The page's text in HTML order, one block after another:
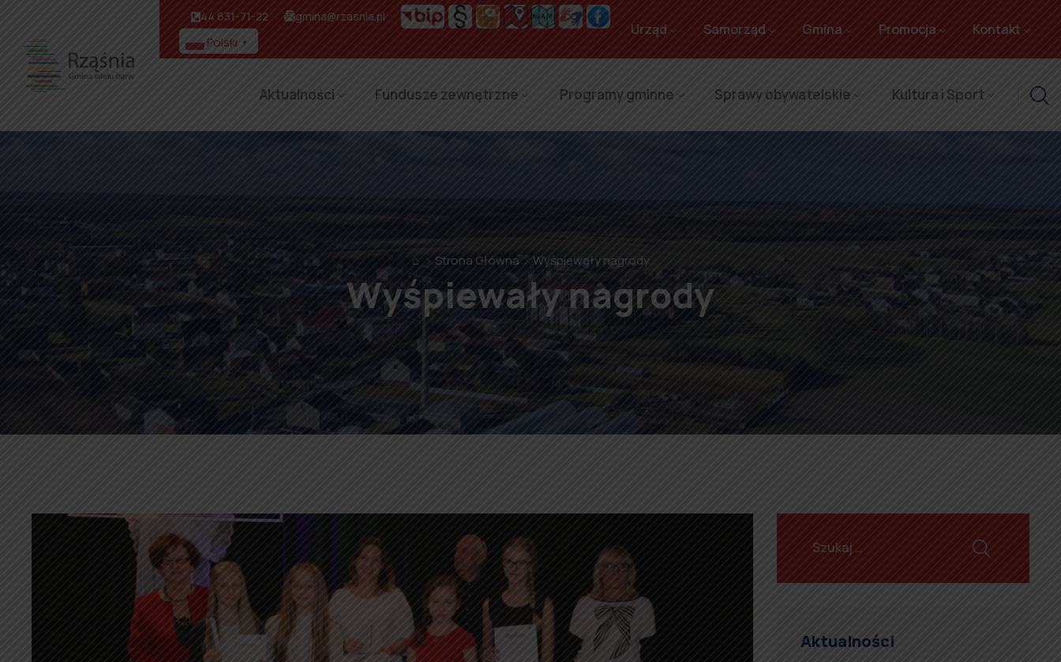
44 631-71-22 gmina@rzasnia.pl
Polski ▼
Urząd Samorząd Gmina Promocja Kontakt
Aktualności Fundusze zewnętrzne Programy gminne Sprawy obywatelskie Kultura i Sport
⌂ Strona Główna Wyśpiewały nagrody
Wyśpiewały nagrody
Aktualności